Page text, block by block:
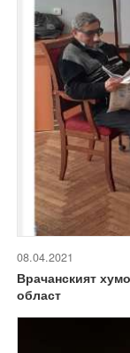
08.04.2021
Врачанският
област